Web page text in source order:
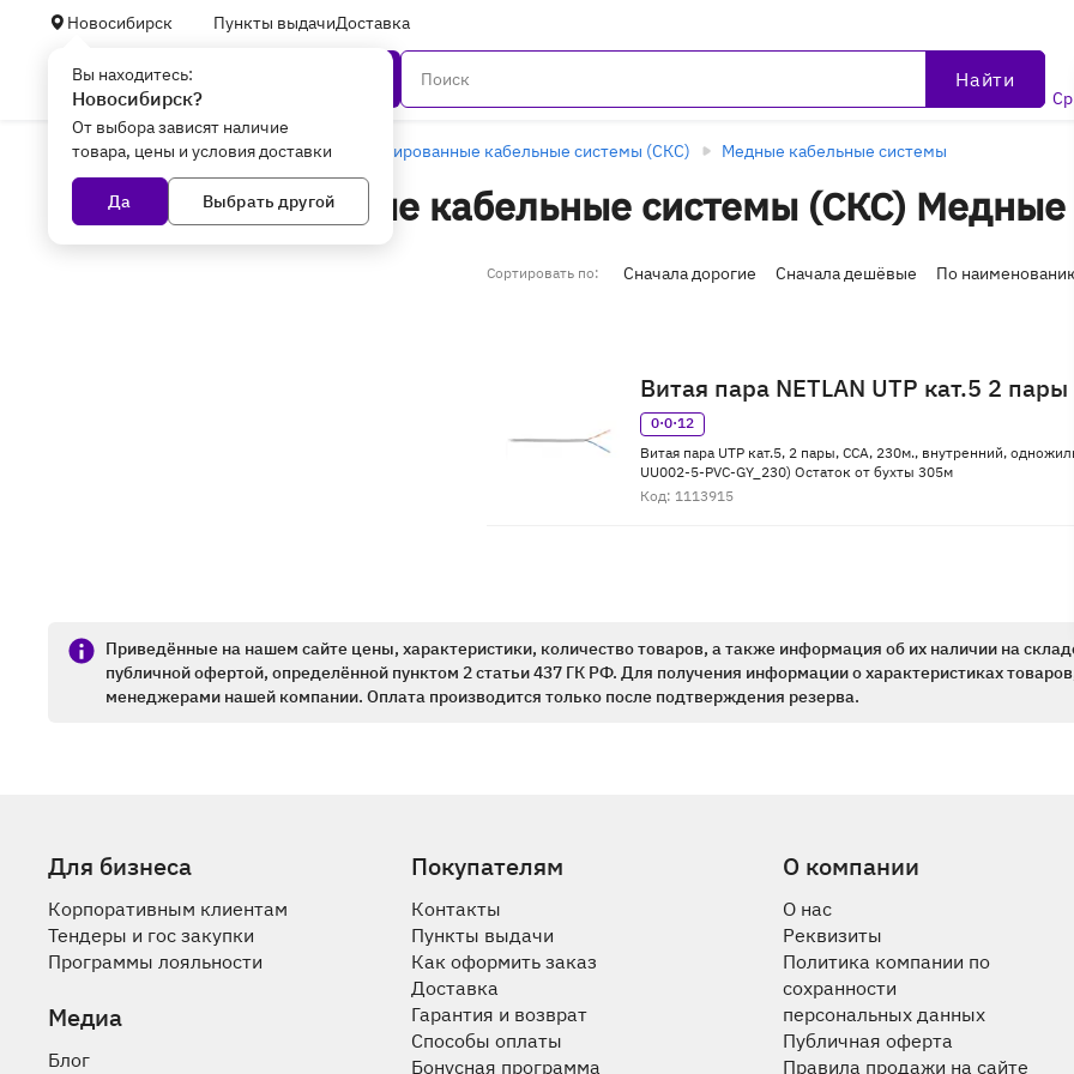
Новосибирск Пункты выдачиДоставка
Вы находитесь:
Новосибирск?
От выбора зависят наличие
товара, цены и условия доставки
Да Выбрать другой
Найти
Главная Уцененные товары Структурированные кабельные системы (СКС) Медные кабельные системы
Структурированные кабельные системы (СКС)
пара в Новосибирске - уцененные товары
(1 товар)
Сортировать по: Сначала дорогие Сначала дешёвые По
Витая пара NETLAN UTP кат.5 2 пары
0·0·12
Витая пара UTP кат.5, 2 пары, CCA, 230м., внутренний,
UU002-5-PVC-GY_230) Остаток от бухты 305м
Код: 1113915
Приведённые на нашем сайте цены, характеристики, количество товаров, а также информация об их наличии на
публичной офертой, определённой пунктом 2 статьи 437 ГК РФ. Для получения информации о характеристиках
менеджерами нашей компании. Оплата производится только после подтверждения резерва.
Для бизнеса
Корпоративным клиентам
Тендеры и гос закупки
Программы лояльности
Медиа
Блог
Покупателям
Контакты
Пункты выдачи
Как оформить заказ
Доставка
Гарантия и возврат
Способы оплаты
Бонусная программа
О компании
О нас
Реквизиты
Политика компании по
сохранности
персональных данных
Публичная оферта
Правила продажи на сайте